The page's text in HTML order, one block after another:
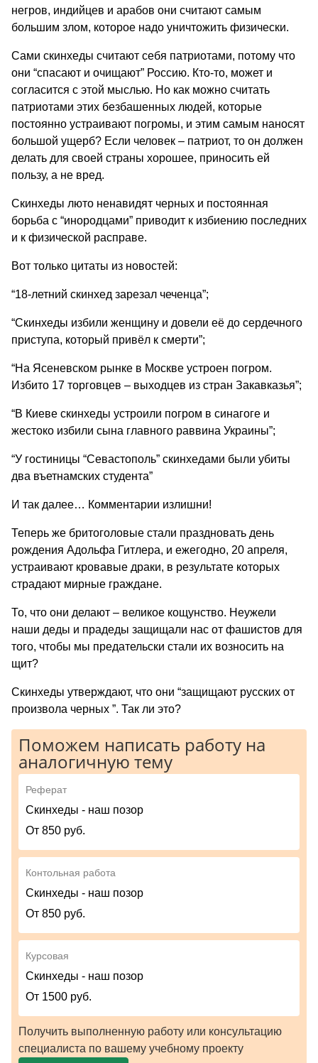
негров, индийцев и арабов они считают самым
большим злом, которое надо уничтожить физически.
Сами скинхеды считают себя патриотами, потому что
они “спасают и очищают” Россию. Кто-то, может и
согласится с этой мыслью. Но как можно считать
патриотами этих безбашенных людей, которые
постоянно устраивают погромы, и этим самым наносят
большой ущерб? Если человек – патриот, то он должен
делать для своей страны хорошее, приносить ей
пользу, а не вред.
Скинхеды люто ненавидят черных и постоянная
борьба с “инородцами” приводит к избиению последних
и к физической расправе.
Вот только цитаты из новостей:
“18-летний скинхед зарезал чеченца”;
“Скинхеды избили женщину и довели её до сердечного
приступа, который привёл к смерти”;
“На Ясеневском рынке в Москве устроен погром.
Избито 17 торговцев – выходцев из стран Закавказья”;
“В Киеве скинхеды устроили погром в синагоге и
жестоко избили сына главного раввина Украины”;
“У гостиницы “Севастополь” скинхедами были убиты
два въетнамских студента”
И так далее… Комментарии излишни!
Теперь же бритоголовые стали праздновать день
рождения Адольфа Гитлера, и ежегодно, 20 апреля,
устраивают кровавые драки, в результате которых
страдают мирные граждане.
То, что они делают – великое кощунство. Неужели
наши деды и прадеды защищали нас от фашистов для
того, чтобы мы предательски стали их возносить на
щит?
Скинхеды утверждают, что они “защищают русских от
произвола черных ”. Так ли это?
Поможем написать работу на
аналогичную тему
Реферат
Скинхеды - наш позор
От 850 руб.
Контольная работа
Скинхеды - наш позор
От 850 руб.
Курсовая
Скинхеды - наш позор
От 1500 руб.
Получить выполненную работу или консультацию
специалиста по вашему учебному проекту